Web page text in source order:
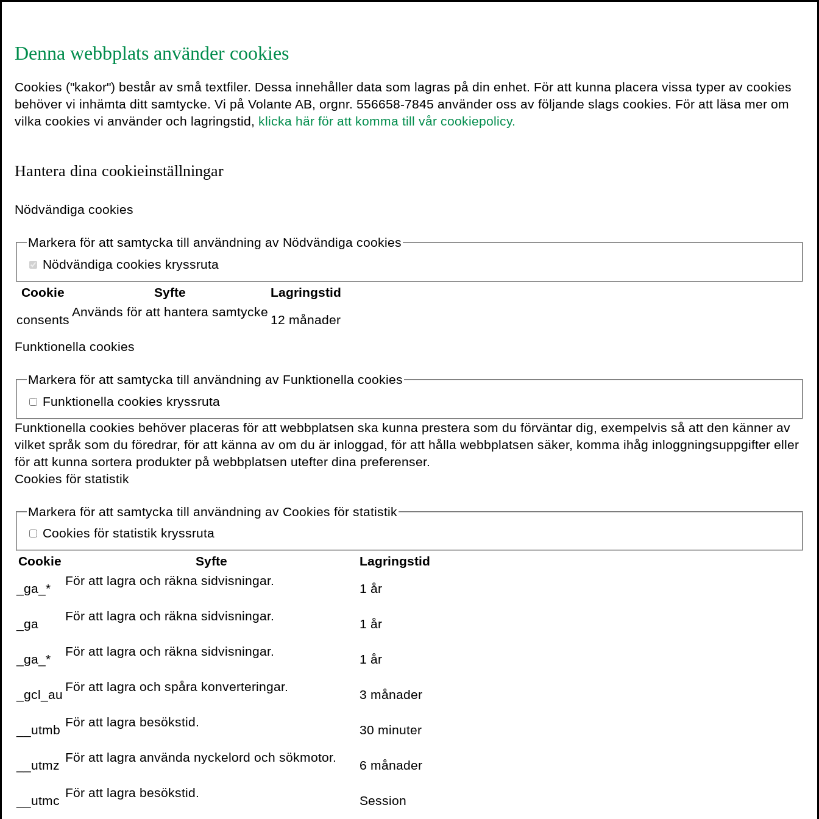
ettor_och_nollor_framsida
VOLANTE PÅFACEBOOK VOLANTE PÅ
föreläsningar och
ungefär en gång i veckan till
din inbox
SE-111 27 Stockholm
+46(0) 8 702 15 19
info@volante.se
Denna webbplats använder cookies
Cookies ("kakor") består av små textfiler. Dessa innehåller data som lagras på din enhet. För att kunna placera vissa typer av cookies
behöver vi inhämta ditt samtycke. Vi på Volante AB, orgnr. 556658-7845 använder oss av följande slags cookies. För att läsa mer om
vilka cookies vi använder och lagringstid, klicka här för att komma till vår cookiepolicy.
Hantera dina cookieinställningar
Nödvändiga cookies
Markera för att samtycka till användning av Nödvändiga cookies
Nödvändiga cookies kryssruta
Cookie Syfte
Lagringstid
consents
Används för att hantera samtycke
12 månader
Funktionella cookies
Markera för att samtycka till användning av Funktionella cookies
Funktionella cookies kryssruta
Funktionella cookies behöver placeras för att webbplatsen ska kunna prestera som du förväntar dig, exempelvis så att den känner av
vilket språk som du föredrar, för att känna av om du är inloggad, för att hålla webbplatsen säker, komma ihåg inloggningsuppgifter eller
för att kunna sortera produkter på webbplatsen utefter dina preferenser.
Cookies för statistik
Markera för att samtycka till användning av Cookies för statistik
Cookies för statistik kryssruta
Cookie Syfte
Lagringstid
_ga_*
För att lagra och räkna sidvisningar.
1 år
_ga
För att lagra och räkna sidvisningar.
1 år
_ga_*
För att lagra och räkna sidvisningar.
1 år
_gcl_au
För att lagra och spåra konverteringar.
3 månader
__utmb
För att lagra besökstid.
30 minuter
__utmz
För att lagra använda nyckelord och sökmotor.
6 månader
__utmc
För att lagra besökstid.
Session